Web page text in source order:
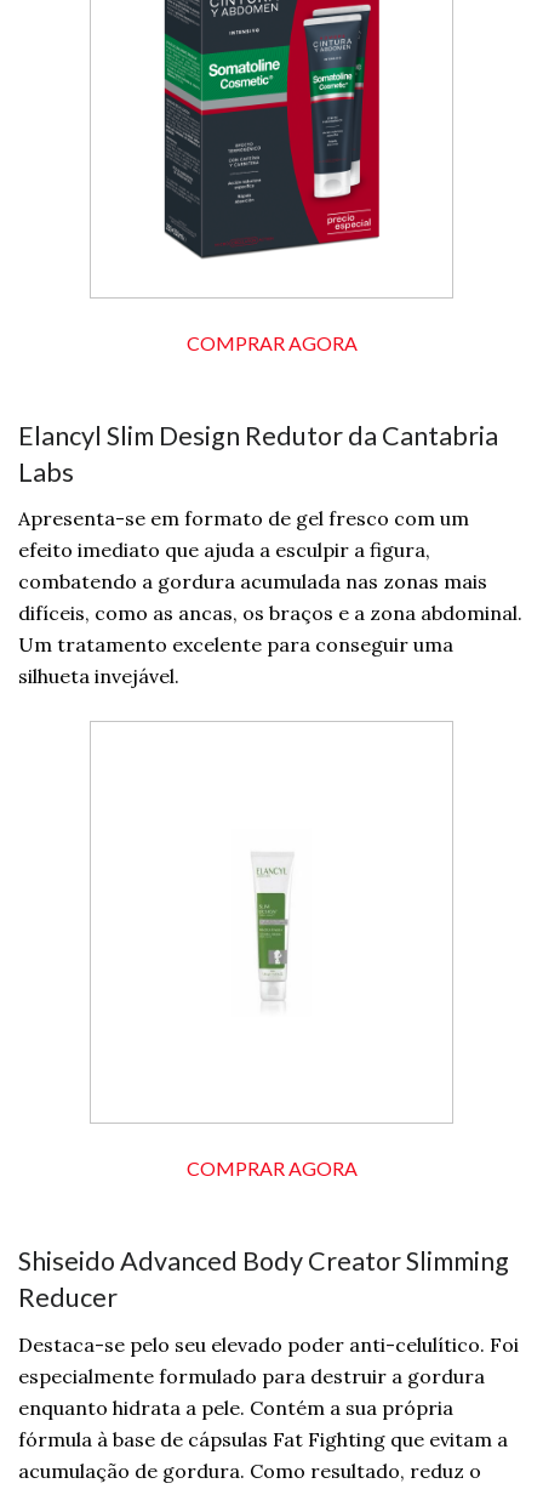
COMPRAR AGORA
Elancyl Slim Design Redutor da Cantabria
Labs
Apresenta-se em formato de gel fresco com um
efeito imediato que ajuda a esculpir a figura,
combatendo a gordura acumulada nas zonas mais
difíceis, como as ancas, os braços e a zona abdominal.
Um tratamento excelente para conseguir uma
silhueta invejável.
COMPRAR AGORA
Shiseido Advanced Body Creator Slimming
Reducer
Destaca-se pelo seu elevado poder anti-celulítico. Foi
especialmente formulado para destruir a gordura
enquanto hidrata a pele. Contém a sua própria
fórmula à base de cápsulas Fat Fighting que evitam a
acumulação de gordura. Como resultado, reduz o